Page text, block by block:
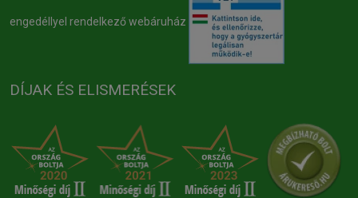
engedéllyel rendelkező webáruház
DÍJAK ÉS ELISMERÉSEK